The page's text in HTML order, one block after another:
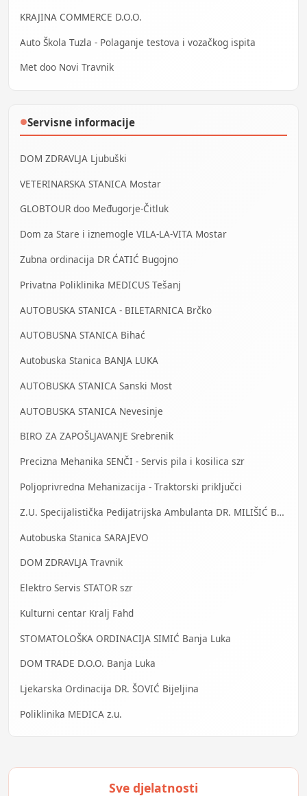
KRAJINA COMMERCE D.O.O.
Auto Škola Tuzla - Polaganje testova i vozačkog ispita
Met doo Novi Travnik
●Servisne informacije
DOM ZDRAVLJA Ljubuški
VETERINARSKA STANICA Mostar
GLOBTOUR doo Međugorje-Čitluk
Dom za Stare i iznemogle VILA-LA-VITA Mostar
Zubna ordinacija DR ĆATIĆ Bugojno
Privatna Poliklinika MEDICUS Tešanj
AUTOBUSKA STANICA - BILETARNICA Brčko
AUTOBUSNA STANICA Bihać
Autobuska Stanica BANJA LUKA
AUTOBUSKA STANICA Sanski Most
AUTOBUSKA STANICA Nevesinje
BIRO ZA ZAPOŠLJAVANJE Srebrenik
Precizna Mehanika SENČI - Servis pila i kosilica szr
Poljoprivredna Mehanizacija - Traktorski priključci
Z.U. Specijalistička Pedijatrijska Ambulanta DR. MILIŠIĆ Banja Luka
Autobuska Stanica SARAJEVO
DOM ZDRAVLJA Travnik
Elektro Servis STATOR szr
Kulturni centar Kralj Fahd
STOMATOLOŠKA ORDINACIJA SIMIĆ Banja Luka
DOM TRADE D.O.O. Banja Luka
Ljekarska Ordinacija DR. ŠOVIĆ Bijeljina
Poliklinika MEDICA z.u.